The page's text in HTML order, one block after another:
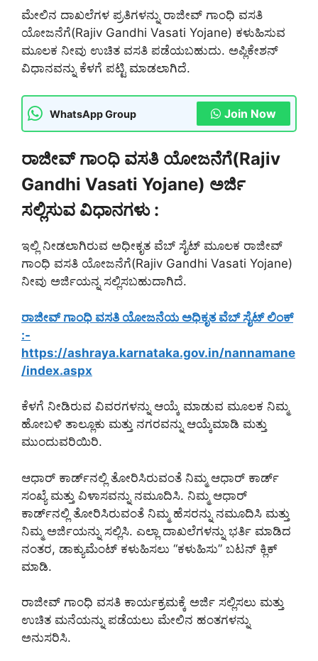
ಮೇಲಿನ ದಾಖಲೆಗಳ ಪ್ರತಿಗಳನ್ನು ರಾಜೀವ್ ಗಾಂಧಿ ವಸತಿ
ಯೋಜನೆಗೆ(Rajiv Gandhi Vasati Yojane) ಕಳುಹಿಸುವ
ಮೂಲಕ ನೀವು ಉಚಿತ ವಸತಿ ಪಡೆಯಬಹುದು. ಅಪ್ಲಿಕೇಶನ್
ವಿಧಾನವನ್ನು ಕೆಳಗೆ ಪಟ್ಟಿ ಮಾಡಲಾಗಿದೆ.
WhatsApp Group Join Now
ರಾಜೀವ್ ಗಾಂಧಿ ವಸತಿ ಯೋಜನೆಗೆ(Rajiv
Gandhi Vasati Yojane) ಅರ್ಜಿ
ಸಲ್ಲಿಸುವ ವಿಧಾನಗಳು :
ಇಲ್ಲಿ ನೀಡಲಾಗಿರುವ ಅಧೀಕೃತ ವೆಬ್ ಸೈಟ್ ಮೂಲಕ ರಾಜೀವ್
ಗಾಂಧಿ ವಸತಿ ಯೋಜನೆಗೆ(Rajiv Gandhi Vasati Yojane)
ನೀವು ಅರ್ಜಿಯನ್ನ ಸಲ್ಲಿಸಬಹುದಾಗಿದೆ.
ರಾಜೀವ್ ಗಾಂಧಿ ವಸತಿ ಯೋಜನೆಯ ಅಧಿಕೃತ ವೆಬ್ ಸೈಟ್ ಲಿಂಕ್
:-
https://ashraya.karnataka.gov.in/nannamane
/index.aspx
ಕೆಳಗೆ ನೀಡಿರುವ ವಿವರಗಳನ್ನು ಆಯ್ಕೆ ಮಾಡುವ ಮೂಲಕ ನಿಮ್ಮ
ಹೋಬಳಿ ತಾಲ್ಲೂಕು ಮತ್ತು ನಗರವನ್ನು ಆಯ್ಕೆಮಾಡಿ ಮತ್ತು
ಮುಂದುವರಿಯಿರಿ.
ಆಧಾರ್ ಕಾರ್ಡ್‌ನಲ್ಲಿ ತೋರಿಸಿರುವಂತೆ ನಿಮ್ಮ ಆಧಾರ್ ಕಾರ್ಡ್
ಸಂಖ್ಯೆ ಮತ್ತು ವಿಳಾಸವನ್ನು ನಮೂದಿಸಿ. ನಿಮ್ಮ ಆಧಾರ್
ಕಾರ್ಡ್‌ನಲ್ಲಿ ತೋರಿಸಿರುವಂತೆ ನಿಮ್ಮ ಹೆಸರನ್ನು ನಮೂದಿಸಿ ಮತ್ತು
ನಿಮ್ಮ ಅರ್ಜಿಯನ್ನು ಸಲ್ಲಿಸಿ. ಎಲ್ಲಾ ದಾಖಲೆಗಳನ್ನು ಭರ್ತಿ ಮಾಡಿದ
ನಂತರ, ಡಾಕ್ಯುಮೆಂಟ್ ಕಳುಹಿಸಲು “ಕಳುಹಿಸು” ಬಟನ್ ಕ್ಲಿಕ್
ಮಾಡಿ.
ರಾಜೀವ್ ಗಾಂಧಿ ವಸತಿ ಕಾರ್ಯಕ್ರಮಕ್ಕೆ ಅರ್ಜಿ ಸಲ್ಲಿಸಲು ಮತ್ತು
ಉಚಿತ ಮನೆಯನ್ನು ಪಡೆಯಲು ಮೇಲಿನ ಹಂತಗಳನ್ನು
ಅನುಸರಿಸಿ.